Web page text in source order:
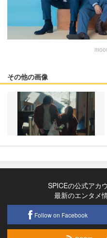
その他の画像
SPICEの公式アカ
最新のエンタメ
Follow on Facebook